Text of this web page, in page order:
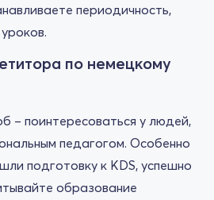
периодичность,
по немецкому
– поинтересоваться у людей,
педагогом. Особенно
подготовку к KDS, успешно
образование